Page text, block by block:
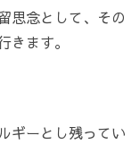
思念として、その
ます。
ギーとし残ってい